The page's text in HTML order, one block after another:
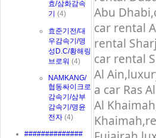
효/삼화감속
기 (4)
효준기전/대
우감속기/명
성D.C/황해링
브로워 (4)
NAMKANG/
협동싸이크로
감속기/삼부
감속기/명윤
전자 (4)
##############
Abu
car rental
rental
car rental
Al
a car Ras
Al